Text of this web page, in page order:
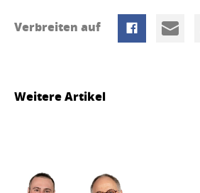
Verbreiten auf
Weitere Artikel